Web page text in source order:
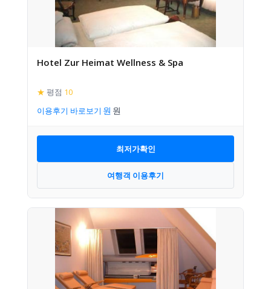
Hotel Zur Heimat Wellness & Spa
★ 평점 10
이용후기 바로보기
최저가확인
여행객 이용후기